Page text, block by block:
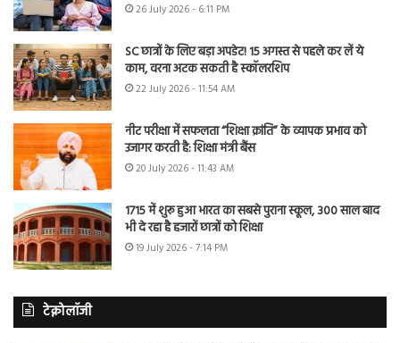
26 July 2026 - 6:11 PM
SC छात्रों के लिए बड़ा अपडेट! 15 अगस्त से पहले कर लें ये
काम, वरना अटक सकती है स्कॉलरशिप
22 July 2026 - 11:54 AM
नीट परीक्षा में सफलता “शिक्षा क्रांति” के व्यापक प्रभाव को
उजागर करती है: शिक्षा मंत्री बैंस
20 July 2026 - 11:43 AM
1715 में शुरू हुआ भारत का सबसे पुराना स्कूल, 300 साल बाद
भी दे रहा है हजारों छात्रों को शिक्षा
19 July 2026 - 7:14 PM
टेक्नोलॉजी